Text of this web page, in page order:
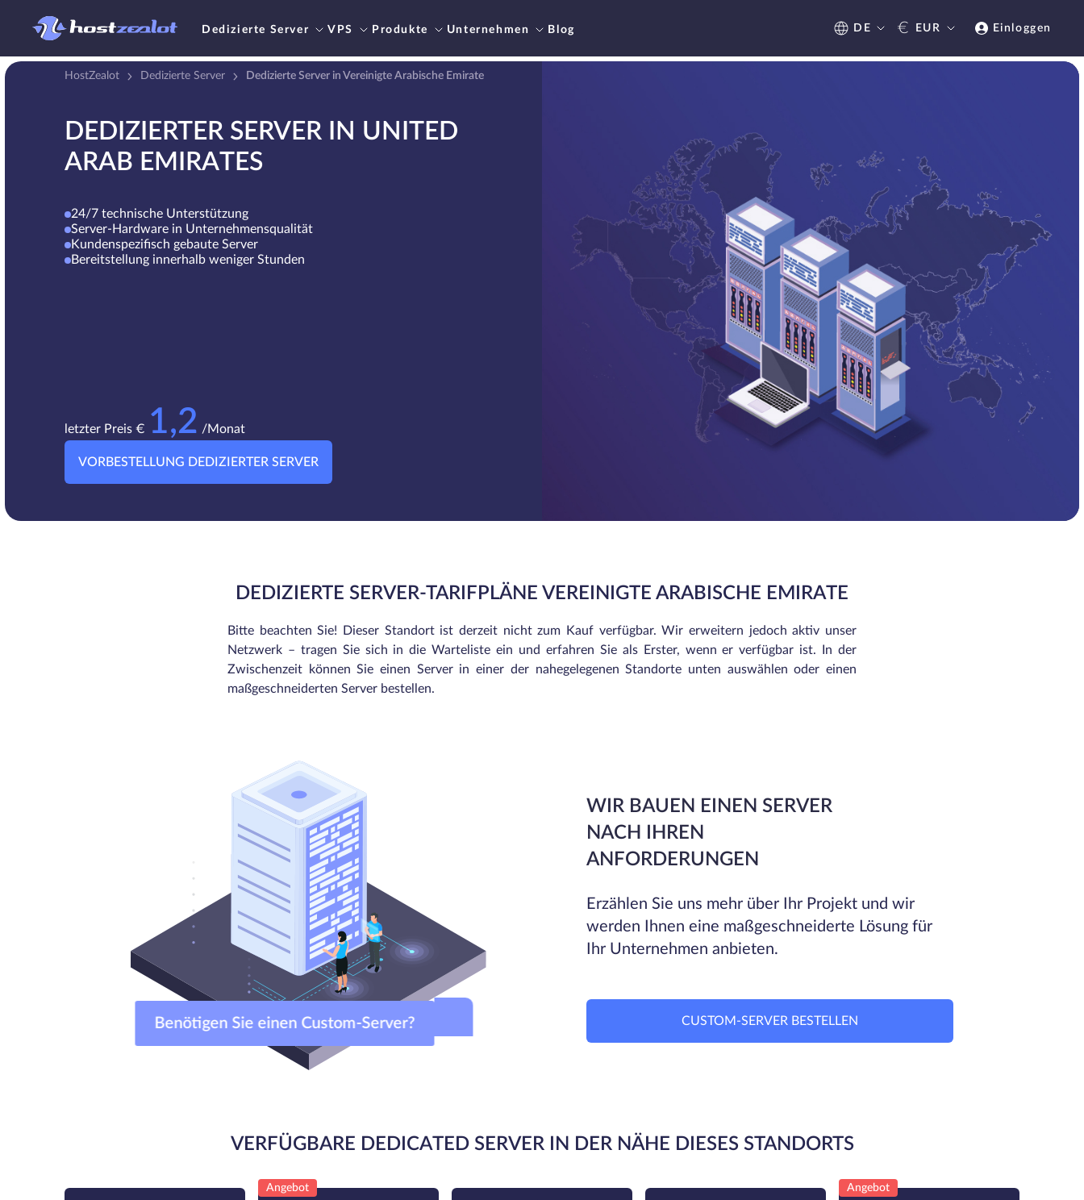
Dedizierte Server VPS Produkte Unternehmen Blog DE € EUR Einloggen
HostZealot Dedizierte Server Dedizierte Server in Vereinigte Arabische Emirate
DEDIZIERTER SERVER IN UNITED
ARAB EMIRATES
24/7 technische Unterstützung
Server-Hardware in Unternehmensqualität
Kundenspezifisch gebaute Server
Bereitstellung innerhalb weniger Stunden
letzter Preis € 1,2 /Monat
VORBESTELLUNG DEDIZIERTER SERVER
DEDIZIERTE SERVER-TARIFPLÄNE VEREINIGTE ARABISCHE EMIRATE
Bitte beachten Sie! Dieser Standort ist derzeit nicht zum Kauf verfügbar. Wir erweitern jedoch aktiv unser
Netzwerk – tragen Sie sich in die Warteliste ein und erfahren Sie als Erster, wenn er verfügbar ist. In der
Zwischenzeit können Sie einen Server in einer der nahegelegenen Standorte unten auswählen oder einen
maßgeschneiderten Server bestellen.
Benötigen Sie einen Custom-Server?
WIR BAUEN EINEN SERVER
NACH IHREN
ANFORDERUNGEN
Erzählen Sie uns mehr über Ihr Projekt und wir
werden Ihnen eine maßgeschneiderte Lösung für
Ihr Unternehmen anbieten.
CUSTOM-SERVER BESTELLEN
VERFÜGBARE DEDICATED SERVER IN DER NÄHE DIESES STANDORTS
Angebot Angebot